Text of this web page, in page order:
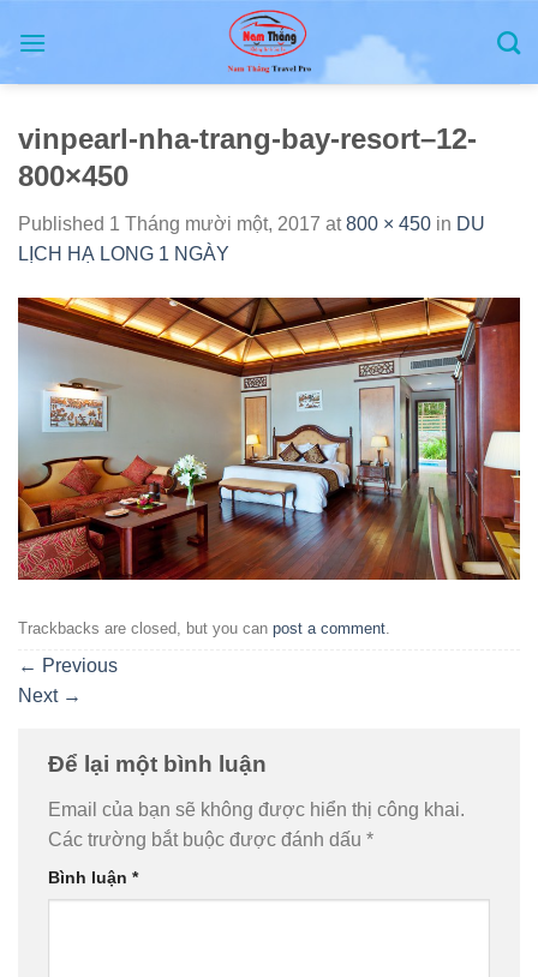
vinpearl-nha-trang-bay-resort–12-
800×450
Published 1 Tháng mười một, 2017 at800 × 450 in DU
LỊCH HẠ LONG 1 NGÀY
Trackbacks are closed, but you can post a comment
← Previous
Next →
Để lại một bình luận
Email của bạn sẽ không được hiển thị công khai.
Các trường bắt buộc được đánh dấu *
Bình luận *